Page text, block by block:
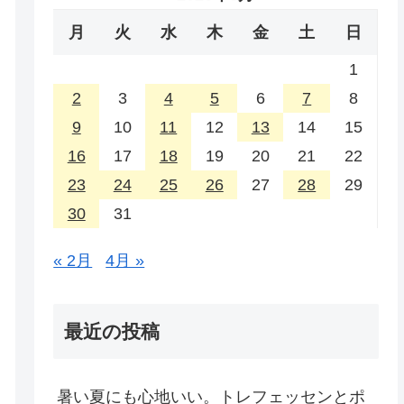
月 火 水 木 金 土 日
1
2
3 4 5 6 7
8
9
10 11 12 13 14
15
16
17 18 19 20 21
22
23
24 25 26 27 28
29
30
31
« 2月 4月 »
最近の投稿
暑い夏にも心地いい。トレフェッセンとポ